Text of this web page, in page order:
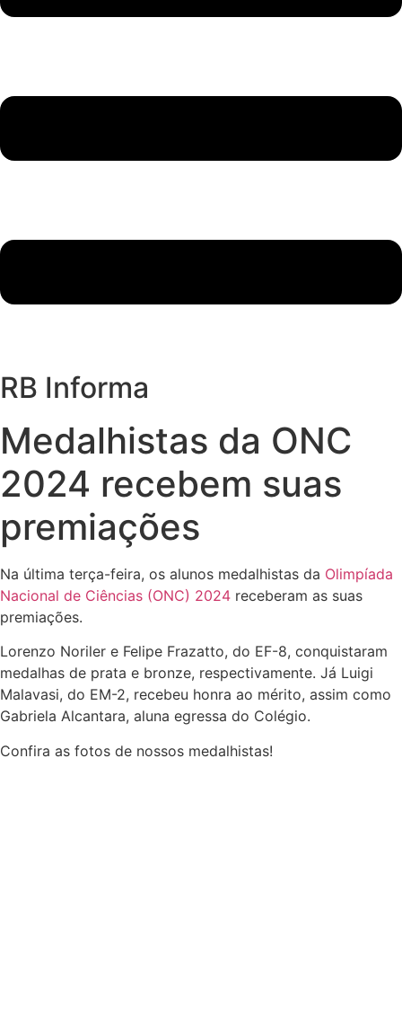
RB Informa
Medalhistas da ONC
2024 recebem suas
premiações
Na última terça-feira, os alunos medalhistas da Olimpíada
Nacional de Ciências (ONC) 2024 receberam as suas
premiações.
Lorenzo Noriler e Felipe Frazatto, do EF-8, conquistaram
medalhas de prata e bronze, respectivamente. Já Luigi
Malavasi, do EM-2, recebeu honra ao mérito, assim como
Gabriela Alcantara, aluna egressa do Colégio.
Confira as fotos de nossos medalhistas!